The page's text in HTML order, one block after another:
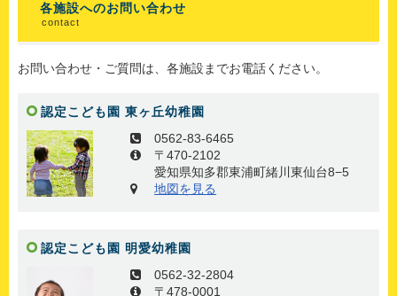
各施設へのお問い合わせ
contact
お問い合わせ・ご質問は、各施設までお電話ください。
認定こども園 東ヶ丘幼稚園
0562-83-6465
〒470-2102
愛知県知多郡東浦町緒川東仙台8−5
地図を見る
認定こども園 明愛幼稚園
0562-32-2804
〒478-0001